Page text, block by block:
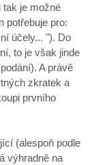
tak je možné
potřebuje pro:
účely... "). Do
to je však jinde
A právě
zkratek a
prvního
(alespoň podle
výhradně na